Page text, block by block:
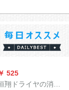
525
翔ドライヤの消费